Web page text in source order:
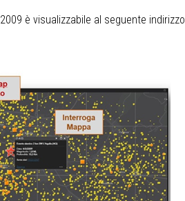
è visualizzabile al seguente indirizzo